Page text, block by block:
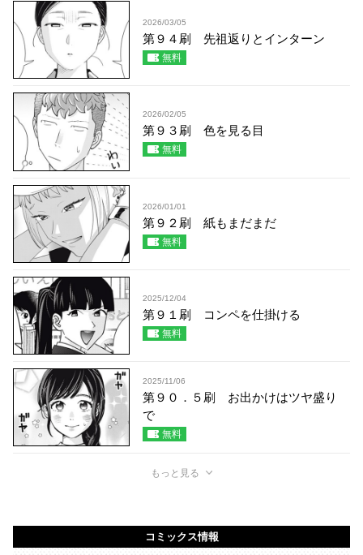
2026/03/05
第９４刷 先祖返りとインターン
無料
2026/02/05
第９３刷 色を見る目
無料
2026/01/01
第９２刷 紙もまだまだ
無料
2025/12/04
第９１刷 コンペを仕掛ける
無料
2025/11/06
第９０．５刷 お出かけはツヤ盛り
で
無料
もっと見る
コミックス情報